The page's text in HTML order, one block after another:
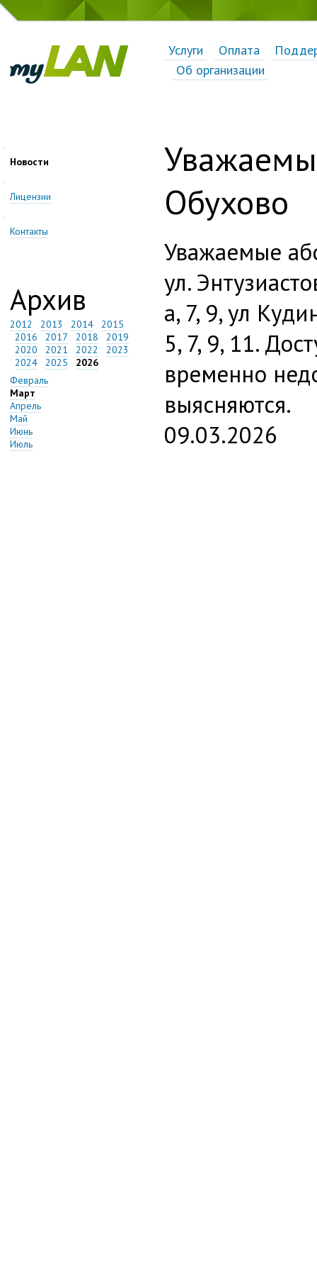
Услуги Оплата
Об организации
Новости
Лицензии
Контакты
Архив
2012 2013 2014
2015
2016
2017 2018
2019
2020
2021 2022
2023
2024
2025
2026
Февраль
Март
Апрель
Май
Июнь
Июль
Обухово
Уважаемые
ул.
а, 7, 9, ул
5, 7, 9, 11.
временно
выясняются.
09.03.2026